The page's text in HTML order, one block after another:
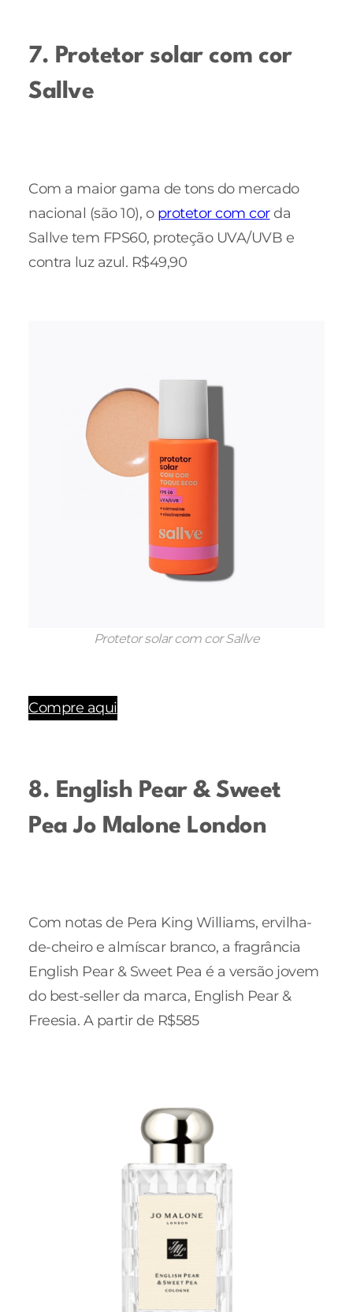
7. Protetor solar com cor
Sallve
Com a maior gama de tons do mercado
nacional (são 10), o protetor com corda
Sallve tem FPS60, proteção UVA/UVB e
contra luz azul. R$49,90
Protetor solar com cor Sallve
Compre aqui
8. English Pear & Sweet
Pea Jo Malone London
Com notas de Pera King Williams, ervilha-
de-cheiro e almíscar branco, a fragrância
English Pear & Sweet Pea é a versão jovem
do best-seller da marca, English Pear &
Freesia. A partir de R$585